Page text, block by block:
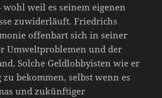
weil es seinem eigenen
zuwiderläuft. Friedrichs
offenbart sich in seiner
Umweltproblemen und der
Solche Geldlobbyisten wie er
bekommen, selbst wenn es
und zukünftiger